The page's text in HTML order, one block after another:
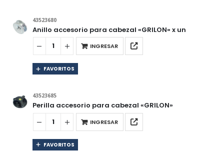
43523680
Anillo accesorio para cabezal «GRILON» x un
INGRESAR
FAVORITOS
43523685
Perilla accesorio para cabezal «GRILON»
INGRESAR
FAVORITOS